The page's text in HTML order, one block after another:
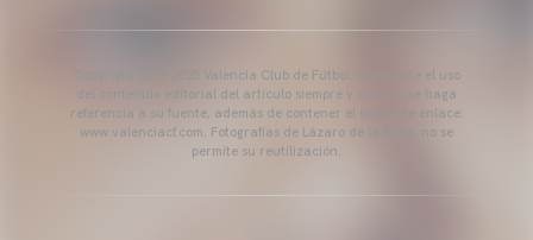
Copyright 2013-2025 Valencia Club de Fútbol. Se permite el uso
del contenido editorial del artículo siempre y cuando se haga
referencia a su fuente, además de contener el siguiente enlace:
www.valenciacf.com. Fotografías de Lázaro de la Peña, no se
permite su reutilización.